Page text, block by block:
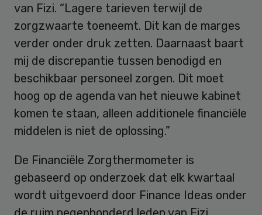
van Fizi. “Lagere tarieven terwijl de
zorgzwaarte toeneemt. Dit kan de marges
verder onder druk zetten. Daarnaast baart
mij de discrepantie tussen benodigd en
beschikbaar personeel zorgen. Dit moet
hoog op de agenda van het nieuwe kabinet
komen te staan, alleen additionele financiële
middelen is niet de oplossing.”
De Financiële Zorgthermometer is
gebaseerd op onderzoek dat elk kwartaal
wordt uitgevoerd door Finance Ideas onder